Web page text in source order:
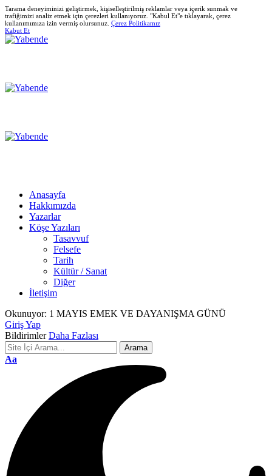
Tarama deneyiminizi geliştirmek, kişiselleştirilmiş reklamlar veya içerik sunmak ve
trafiğimizi analiz etmek için çerezleri kullanıyoruz. "Kabul Et"e tıklayarak, çerez
kullanımımıza izin vermiş olursunuz. Çerez Politikamız
Kabut Et
Anasayfa
Hakkımızda
Yazarlar
Köşe Yazıları
Tasavvuf
Felsefe
Tarih
Kültür / Sanat
Diğer
İletişim
Okunuyor: 1 MAYIS EMEK VE DAYANIŞMA GÜNÜ
Giriş Yap
Bildirimler Daha Fazlası
Font
Aa